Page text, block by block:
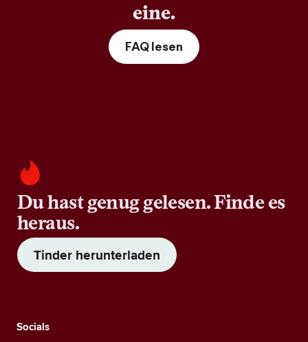
eine.
FAQ lesen
Du hast genug gelesen. Finde es
heraus.
Tinder herunterladen
Socials